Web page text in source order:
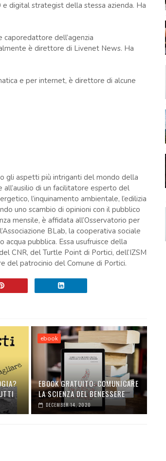
digital strategist della stessa azienda. Ha
dell’agenzia
è direttore di Livenet News. Ha
e per internet, è direttore di alcune
gli aspetti più intriganti del mondo della
all’ausilio di un facilitatore esperto del
l’inquinamento ambientale, l’edilizia
uno scambio di opinioni con il pubblico
mensile, è affidata all’Osservatorio per
BLab, la cooperativa sociale
pubblica. Essa usufruisce della
CNR, del Turtle Point di Portici, dell’IZSM
del patrocinio del Comune di Portici.
ebook
EBOOK GRATUITO: COMUNICARE
LA SCIENZA DEL BENESSERE
DECEMBER 14, 2020